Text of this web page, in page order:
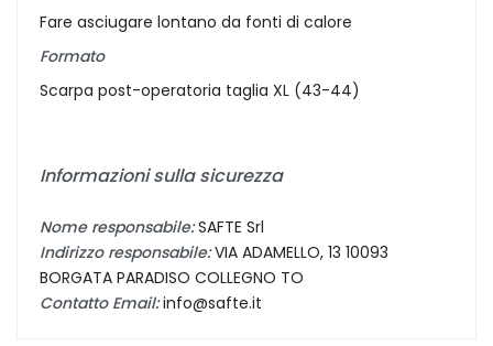
Fare asciugare lontano da fonti di calore
Formato
Scarpa post-operatoria taglia XL (43-44)
Informazioni sulla sicurezza
Nome responsabile:SAFTE Srl
Indirizzo responsabile:VIA ADAMELLO, 13 10093
BORGATA PARADISO COLLEGNO TO
Contatto Email:info@safte.it